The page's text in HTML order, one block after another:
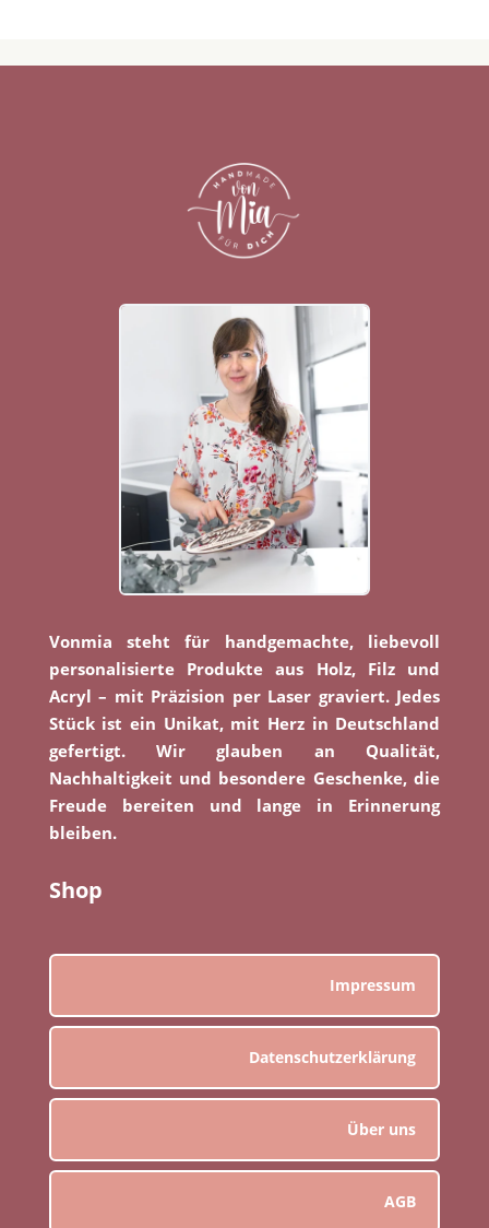
Vonmia steht für handgemachte, liebevoll
personalisierte Produkte aus Holz, Filz und
Acryl – mit Präzision per Laser graviert. Jedes
Stück ist ein Unikat, mit Herz in Deutschland
gefertigt. Wir glauben an Qualität,
Nachhaltigkeit und besondere Geschenke, die
Freude bereiten und lange in Erinnerung
bleiben.
Shop
Impressum
Datenschutzerklärung
Über uns
AGB